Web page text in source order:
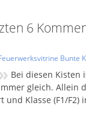
6
Bunte
» Bei diesen Kisten
gleich. Allein
und Klasse (F1/